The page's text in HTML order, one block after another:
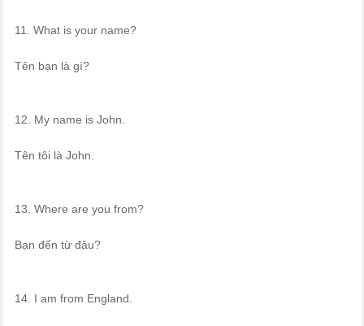
11. What is your name?
Tên bạn là gì?
12. My name is John.
Tên tôi là John.
13. Where are you from?
Bạn đến từ đâu?
14. I am from England.